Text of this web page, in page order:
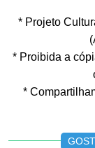
* Projeto
* Proibida a
*